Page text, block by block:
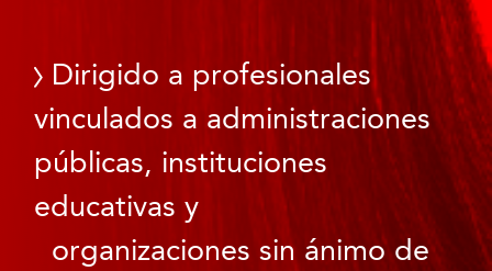
Dirigido a profesionales
vinculados a administraciones
públicas, instituciones
educativas y
organizaciones sin ánimo de